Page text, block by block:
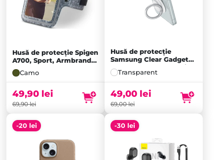
Husă de protecție Spigen
A700, Sport, Armbrand
pentru Telefon 6.9 Inch,
Camo
Camo
69,90lei
49,90 lei
Husă de protecție
Samsung Clear Gadget
Case pentru Galaxy Flip5,
Transparentă
Transparent
69,00lei
49,00 lei
-20 lei -30 lei